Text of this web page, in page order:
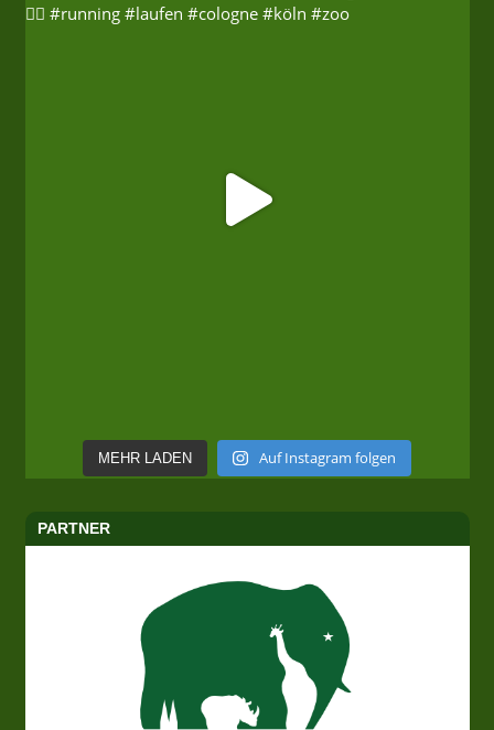
MEHR LADEN Auf Instagram folgen
PARTNER